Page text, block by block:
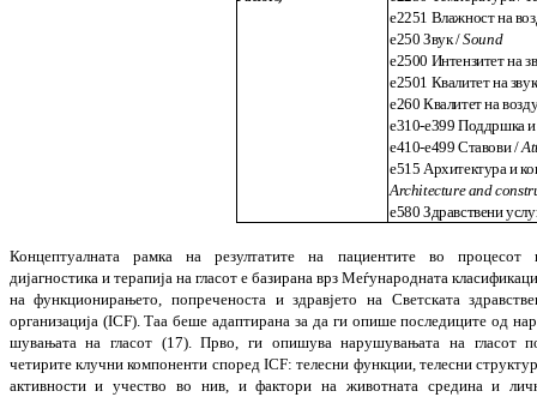
e2251 Влажност на
e250Звук /Sound
e2500 Интензитет на
e2501 Квалитет на
e260Квалитет на
e310-e399Поддршка и
e410-e499Ставови /
e515Архитектура и
Architecture and
e580Здравствени
Концептуалната рамка на резултатите на пациентите во процесот
дијагностика и тера­пија на гласот е базирана врз Меѓу­народ­ната
на функционирањето, попреченоста и здравјето на Светската
организација (ICF). Таа беше адап­тирана за да ги опише последиците од на
шувањата на гласот (17). Прво, ги опи­шува нарушувањата на гласот
четирите клу­чни компоненти според ICF: телесни фун­кции, телесни
активности и уче­ство во нив,и фактори на животната сре­дина и